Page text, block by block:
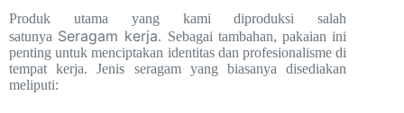
Produk utama yang kami diproduksi salah
satunya Seragam kerja. Sebagai tambahan, pakaian ini
penting untuk menciptakan identitas dan profesionalisme di
tempat kerja. Jenis seragam yang biasanya disediakan
meliputi: